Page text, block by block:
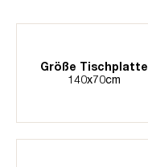
Größe Tischplatte
140x70cm